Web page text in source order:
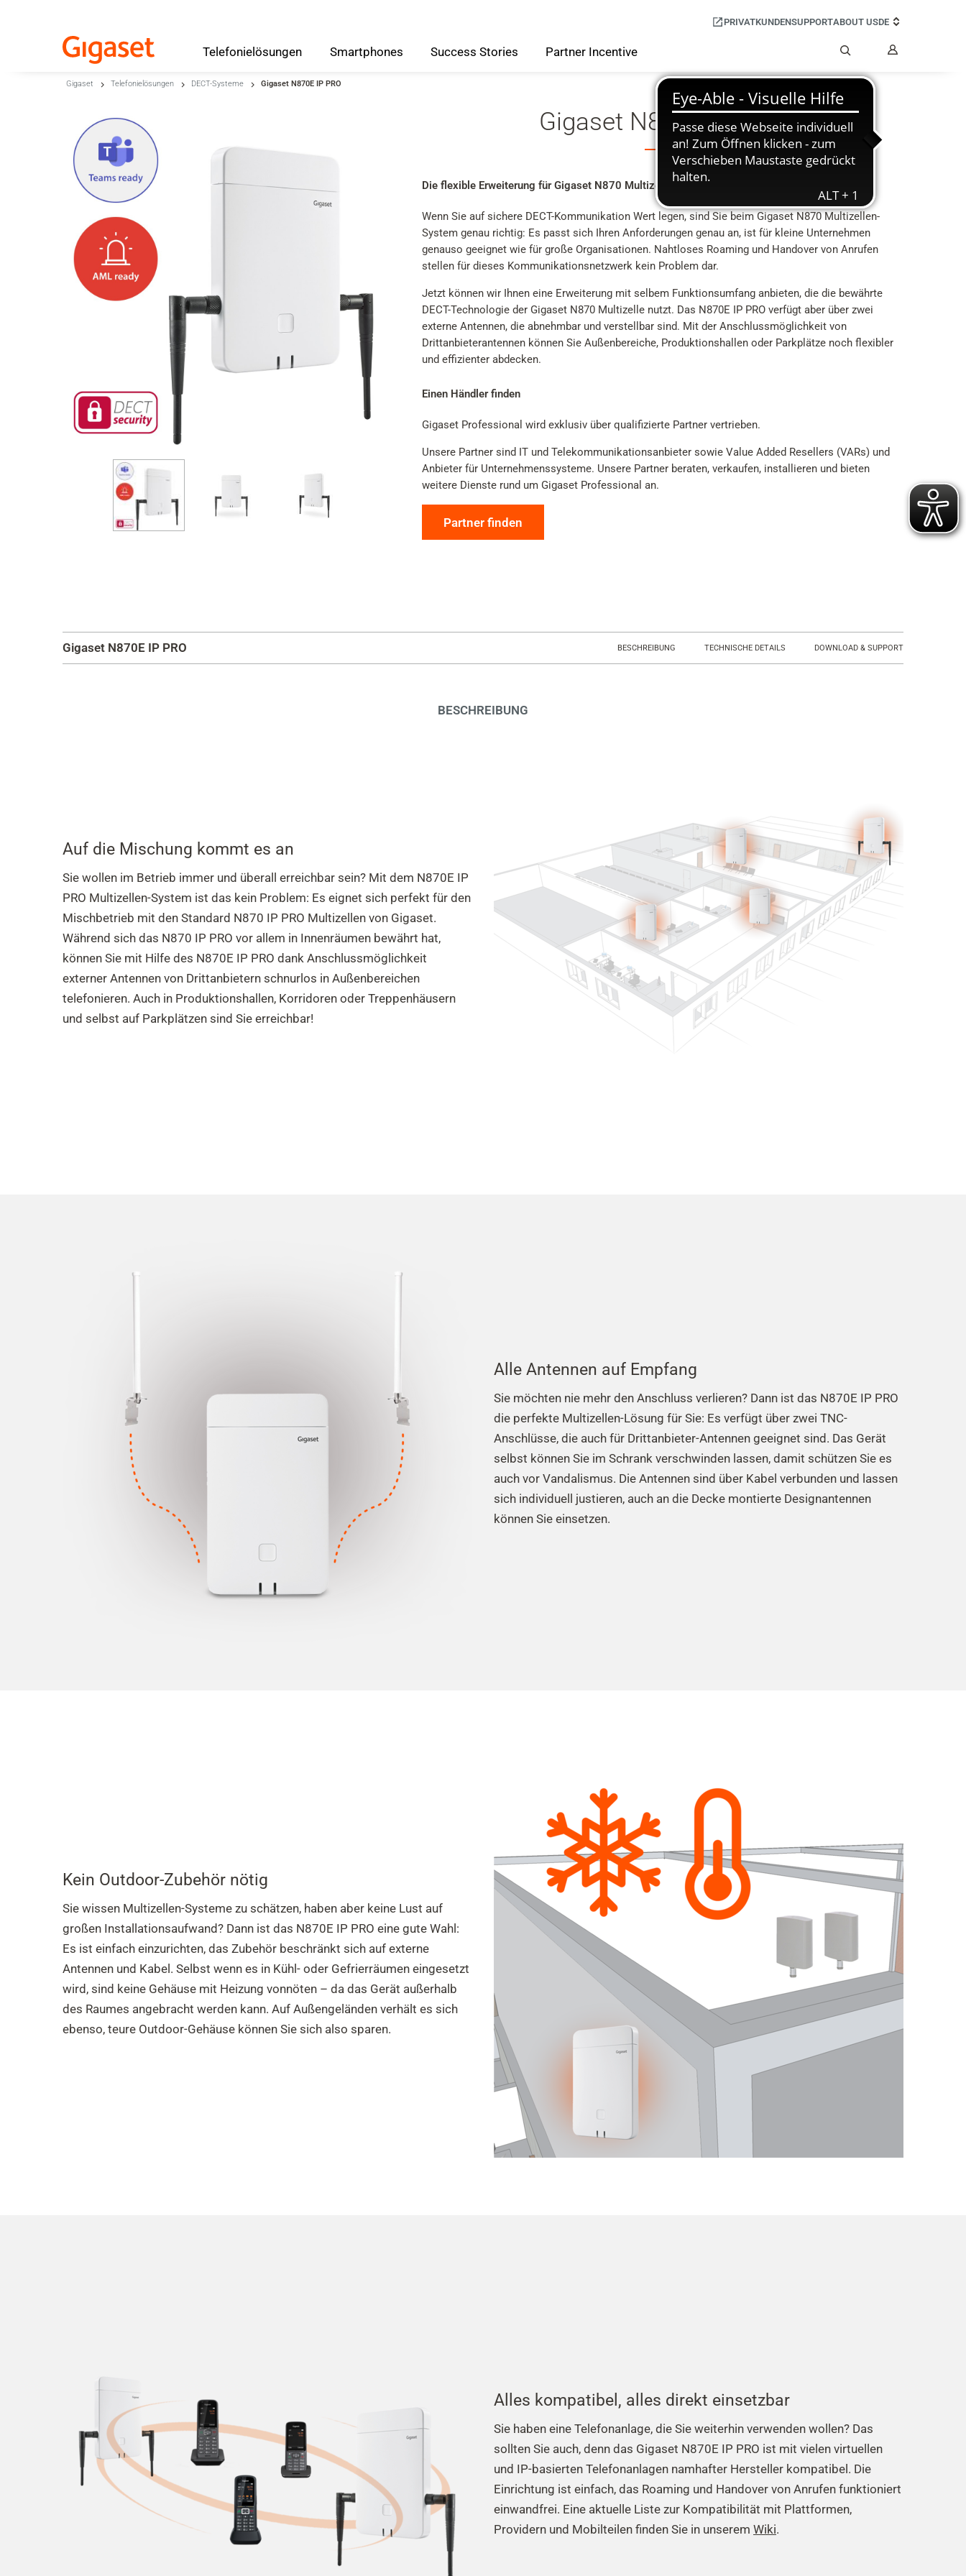
Zum Haupt-Seiteninhalt
Zur Sprachauswahl
Zu den Cookie Einstellungen
Warenkorb
Shift+Alt+C
Kundenkonto
PRIVATKUNDENSUPPORTABOUT USDE
Suche
Telefonielösungen Smartphones Success Stories Partner Incentive
Gigaset Telefonielösungen DECT-Systeme Gigaset N870E IP PRO
Gigaset N870E IP PRO
Die flexible Erweiterung für Gigaset N870 Multizellen-Lösungen in speziellen Umgebungen
Wenn Sie auf sichere DECT-Kommunikation Wert legen, sind Sie beim Gigaset N870 Multizellen-
System genau richtig: Es passt sich Ihren Anforderungen genau an, ist für kleine Unternehmen
genauso geeignet wie für große Organisationen. Nahtloses Roaming und Handover von Anrufen
stellen für dieses Kommunikationsnetzwerk kein Problem dar.
Jetzt können wir Ihnen eine Erweiterung mit selbem Funktionsumfang anbieten, die die bewährte
DECT-Technologie der Gigaset N870 Multizelle nutzt. Das N870E IP PRO verfügt aber über zwei
externe Antennen, die abnehmbar und verstellbar sind. Mit der Anschlussmöglichkeit von
Drittanbieterantennen können Sie Außenbereiche, Produktionshallen oder Parkplätze noch flexibler
und effizienter abdecken.
Einen Händler finden
Gigaset Professional wird exklusiv über qualifizierte Partner vertrieben.
Unsere Partner sind IT und Telekommunikationsanbieter sowie Value Added Resellers (VARs) und
Anbieter für Unternehmenssysteme. Unsere Partner beraten, verkaufen, installieren und bieten
weitere Dienste rund um Gigaset Professional an.
Partner finden
Gigaset N870E IP PRO BESCHREIBUNG TECHNISCHE DETAILS DOWNLOAD & SUPPORT
BESCHREIBUNG
Auf die Mischung kommt es an
Sie wollen im Betrieb immer und überall erreichbar sein? Mit dem N870E IP
PRO Multizellen-System ist das kein Problem: Es eignet sich perfekt für den
Mischbetrieb mit den Standard N870 IP PRO Multizellen von Gigaset.
Während sich das N870 IP PRO vor allem in Innenräumen bewährt hat,
können Sie mit Hilfe des N870E IP PRO dank Anschlussmöglichkeit
externer Antennen von Drittanbietern schnurlos in Außenbereichen
telefonieren. Auch in Produktionshallen, Korridoren oder Treppenhäusern
und selbst auf Parkplätzen sind Sie erreichbar!
Alle Antennen auf Empfang
Sie möchten nie mehr den Anschluss verlieren? Dann ist das N870E IP PRO
die perfekte Multizellen-Lösung für Sie: Es verfügt über zwei TNC-
Anschlüsse, die auch für Drittanbieter-Antennen geeignet sind. Das Gerät
selbst können Sie im Schrank verschwinden lassen, damit schützen Sie es
auch vor Vandalismus. Die Antennen sind über Kabel verbunden und lassen
sich individuell justieren, auch an die Decke montierte Designantennen
können Sie einsetzen.
Kein Outdoor-Zubehör nötig
Sie wissen Multizellen-Systeme zu schätzen, haben aber keine Lust auf
großen Installationsaufwand? Dann ist das N870E IP PRO eine gute Wahl:
Es ist einfach einzurichten, das Zubehör beschränkt sich auf externe
Antennen und Kabel. Selbst wenn es in Kühl- oder Gefrierräumen eingesetzt
wird, sind keine Gehäuse mit Heizung vonnöten – da das Gerät außerhalb
des Raumes angebracht werden kann. Auf Außengeländen verhält es sich
ebenso, teure Outdoor-Gehäuse können Sie sich also sparen.
Alles kompatibel, alles direkt einsetzbar
Sie haben eine Telefonanlage, die Sie weiterhin verwenden wollen? Das
sollten Sie auch, denn das Gigaset N870E IP PRO ist mit vielen virtuellen
und IP-basierten Telefonanlagen namhafter Hersteller kompatibel. Die
Einrichtung ist einfach, das Roaming und Handover von Anrufen funktioniert
einwandfrei. Eine aktuelle Liste zur Kompatibilität mit Plattformen,
Providern und Mobilteilen finden Sie in unserem Wiki.